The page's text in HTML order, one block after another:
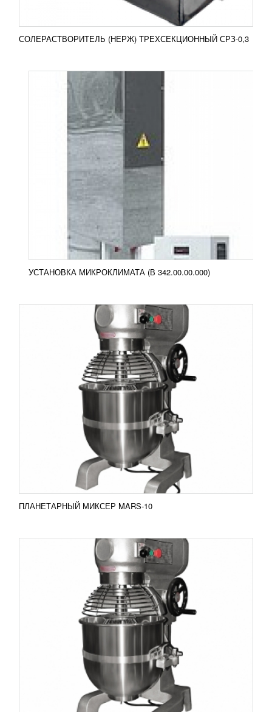
СОЛЕРАСТВОРИТЕЛЬ (НЕРЖ) ТРЕХСЕКЦИОННЫЙ СРЗ-0,3
УСТАНОВКА МИКРОКЛИМАТА (В 342.00.00.000)
ПЛАНЕТАРНЫЙ МИКСЕР MARS-10
RUB
Планетарный миксер Mars-10 Планетарный
миксер MARS оснащен несколькими уровнями
регулировки скорости и насадками различного
ПЛАНЕТАРНЫЙ МИКСЕР MARS-10
ПЛАНЕТАРНЫЙ МИКСЕР MARS-15
RUB
Планетарный миксер Mars-15 Планетарный
миксер MARS оснащен несколькими уровнями
регулировки скорости и насадками различного
ПОДРОБНЕЕ
Добавить в сравнение
ПЛАНЕТАРНЫЙ МИКСЕР MARS-20
RUB
Планетарный миксер Mars-20 Планетарный
миксер MARS оснащен несколькими уровнями
регулировки скорости и насадками различного
ПОДРОБНЕЕ
Добавить в сравнение